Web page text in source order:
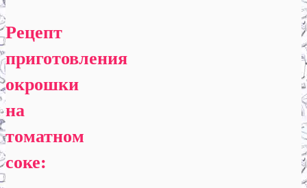
Рецепт
приготовления
окрошки
на
томатном
соке: